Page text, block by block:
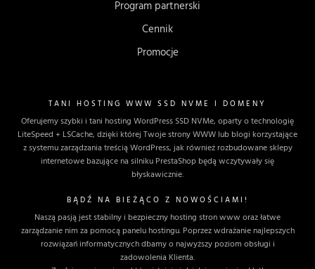
Program partnerski
Cennik
Promocje
TANI HOSTING WWW SSD NVME I DOMENY
Oferujemy szybki i tani hosting WordPress SSD NVMe, oparty o technologię
LiteSpeed + LSCache, dzięki której Twoje strony WWW lub blogi korzystające
z systemu zarządzania treścią WordPress, jak również rozbudowane sklepy
internetowe bazujące na silniku PrestaShop będą wczytywały się
błyskawicznie.
BĄDŹ NA BIEŻĄCO Z NOWOŚCIAMI!
Naszą pasją jest stabilny i bezpieczny hosting stron www oraz łatwe
zarządzanie nim za pomocą panelu hostingu. Poprzez wdrażanie najlepszych
rozwiązań informatycznych dbamy o najwyższy poziom obsługi i
zadowolenia Klienta.